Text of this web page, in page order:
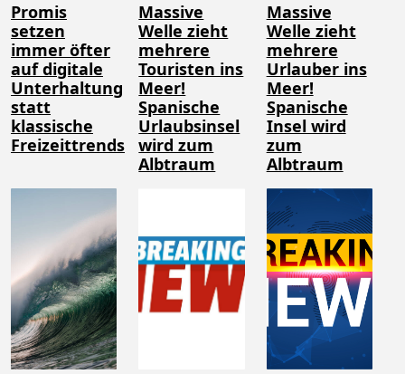
Promis
setzen
immer öfter
auf digitale
Unterhaltung
statt
klassische
Freizeittrends
Massive
Welle zieht
mehrere
Touristen ins
Meer!
Spanische
Urlaubsinsel
wird zum
Albtraum
Massive
Welle zieht
mehrere
Urlauber ins
Meer!
Spanische
Insel wird
zum
Albtraum